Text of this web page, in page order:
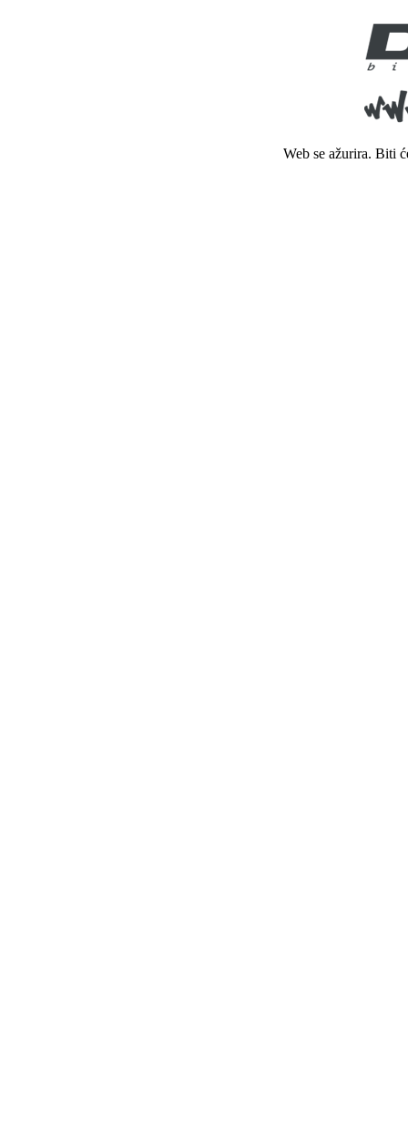
Web se ažurira. Biti